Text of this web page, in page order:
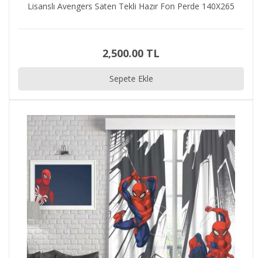
Lisanslı Avengers Saten Tekli Hazır Fon Perde 140X265
2,500.00 TL
Sepete Ekle